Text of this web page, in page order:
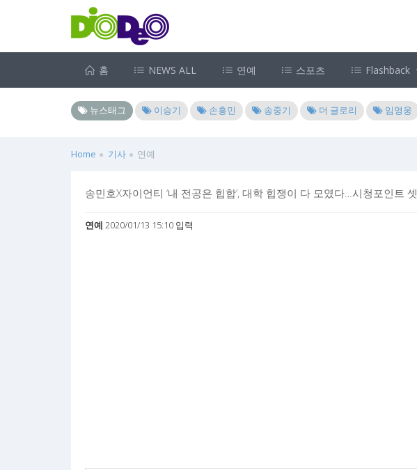
홈 NEWS ALL 연예 스포츠 Flashback
뉴스태그 이승기 손흥민 송중기 더 글로리 임영웅
Home 기사 연예
송민호X자이언티 ‘내 전공은 힙합’, 대학 힙쟁이 다 모였다…시청포인트 셋
연예 2020/01/13 15:10 입력